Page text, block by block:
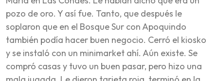
pozo de oro. Y así fue. Tanto, que después le
soplaron que en el Bosque Sur con Apoquindo
también podía hacer buen negocio. Cerró el kiosko
y se instaló con un minimarket ahí. Aún existe. Se
compró casas y tuvo un buen pasar, pero hizo una